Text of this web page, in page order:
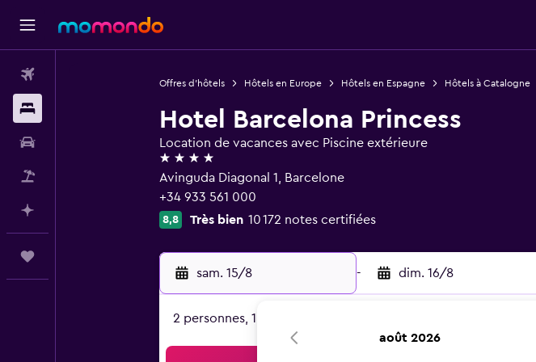
Offres d’hôtels Hôtels en Europe Hôtels en Espagne Hôtels à Catalogne
Hotel Barcelona Princess
Location de vacances avec Piscine extérieure
4 étoiles
Avinguda Diagonal 1, Barcelone
+34 933 561 000
8,8 Très bien 10 172 notes certifiées
sam. 15/8 - dim. 16/8
2 personnes, 1 chambre
août 2026